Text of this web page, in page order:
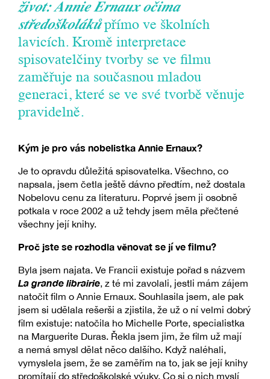
život: Annie Ernaux očima
středoškolákůpřímo ve školních
lavicích. Kromě interpretace
spisovatelčiny tvorby se ve filmu
zaměřuje na současnou mladou
generaci, které se ve své tvorbě věnuje
pravidelně.
Kým je pro vás nobelistka Annie Ernaux?
Je to opravdu důležitá spisovatelka. Všechno, co
napsala, jsem četla ještě dávno předtím, než dostala
Nobelovu cenu za literaturu. Poprvé jsem ji osobně
potkala v roce 2002 a už tehdy jsem měla přečtené
všechny její knihy.
Proč jste se rozhodla věnovat se jí ve filmu?
Byla jsem najata. Ve Francii existuje pořad s názvem
La grande librairie, z té mi zavolali, jestli mám zájem
natočit film o Annie Ernaux. Souhlasila jsem, ale pak
jsem si udělala rešerši a zjistila, že už o ní velmi dobrý
film existuje: natočila ho Michelle Porte, specialistka
na Marguerite Duras. Řekla jsem jim, že film už mají
a nemá smysl dělat něco dalšího. Když naléhali,
vymyslela jsem, že se zaměřím na to, jak se její knihy
promítají do středoškolské výuky. Co si o nich myslí